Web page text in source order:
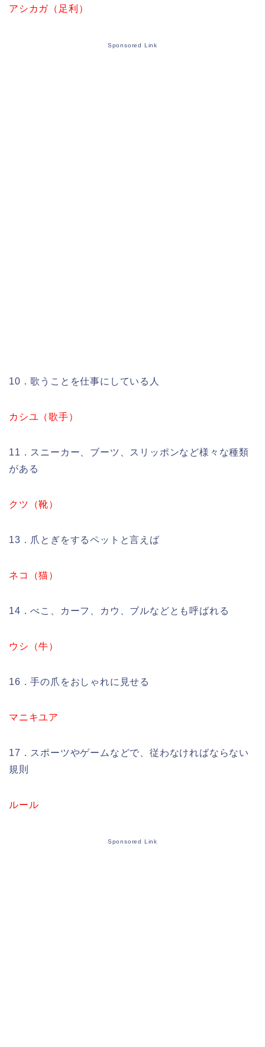
アシカガ（足利）
Sponsored Link
10．歌うことを仕事にしている人
カシユ（歌手）
11．スニーカー、ブーツ、スリッポンなど様々な種類
がある
クツ（靴）
13．爪とぎをするペットと言えば
ネコ（猫）
14．べこ、カーフ、カウ、ブルなどとも呼ばれる
ウシ（牛）
16．手の爪をおしゃれに見せる
マニキユア
17．スポーツやゲームなどで、従わなければならない
規則
ルール
Sponsored Link